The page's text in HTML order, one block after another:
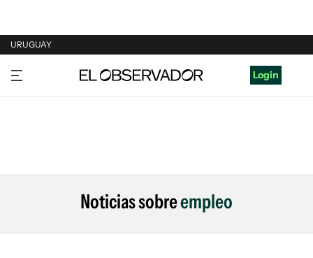
URUGUAY
URUGUAY
ARGENTINA
Login
Noticias sobreempleo